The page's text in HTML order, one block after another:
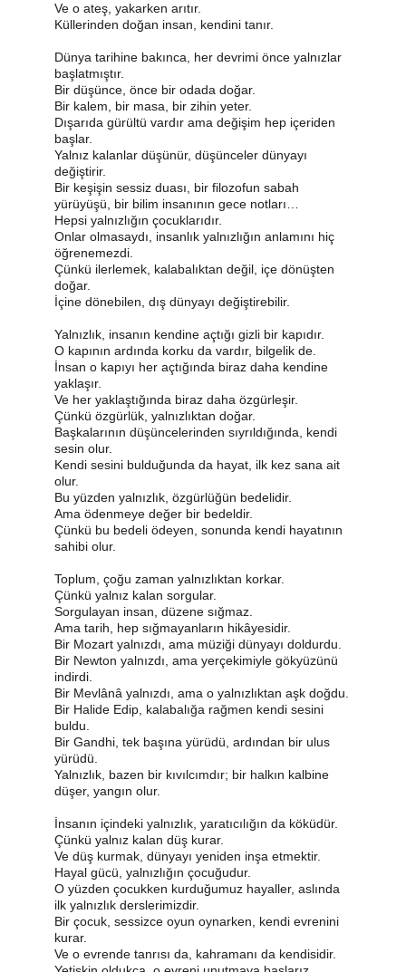
Ve o ateş, yakarken arıtır.
Küllerinden doğan insan, kendini tanır.
Dünya tarihine bakınca, her devrimi önce yalnızlar
başlatmıştır.
Bir düşünce, önce bir odada doğar.
Bir kalem, bir masa, bir zihin yeter.
Dışarıda gürültü vardır ama değişim hep içeriden
başlar.
Yalnız kalanlar düşünür, düşünceler dünyayı
değiştirir.
Bir keşişin sessiz duası, bir filozofun sabah
yürüyüşü, bir bilim insanının gece notları…
Hepsi yalnızlığın çocuklarıdır.
Onlar olmasaydı, insanlık yalnızlığın anlamını hiç
öğrenemezdi.
Çünkü ilerlemek, kalabalıktan değil, içe dönüşten
doğar.
İçine dönebilen, dış dünyayı değiştirebilir.
Yalnızlık, insanın kendine açtığı gizli bir kapıdır.
O kapının ardında korku da vardır, bilgelik de.
İnsan o kapıyı her açtığında biraz daha kendine
yaklaşır.
Ve her yaklaştığında biraz daha özgürleşir.
Çünkü özgürlük, yalnızlıktan doğar.
Başkalarının düşüncelerinden sıyrıldığında, kendi
sesin olur.
Kendi sesini bulduğunda da hayat, ilk kez sana ait
olur.
Bu yüzden yalnızlık, özgürlüğün bedelidir.
Ama ödenmeye değer bir bedeldir.
Çünkü bu bedeli ödeyen, sonunda kendi hayatının
sahibi olur.
Toplum, çoğu zaman yalnızlıktan korkar.
Çünkü yalnız kalan sorgular.
Sorgulayan insan, düzene sığmaz.
Ama tarih, hep sığmayanların hikâyesidir.
Bir Mozart yalnızdı, ama müziği dünyayı doldurdu.
Bir Newton yalnızdı, ama yerçekimiyle gökyüzünü
indirdi.
Bir Mevlânâ yalnızdı, ama o yalnızlıktan aşk doğdu.
Bir Halide Edip, kalabalığa rağmen kendi sesini
buldu.
Bir Gandhi, tek başına yürüdü, ardından bir ulus
yürüdü.
Yalnızlık, bazen bir kıvılcımdır; bir halkın kalbine
düşer, yangın olur.
İnsanın içindeki yalnızlık, yaratıcılığın da köküdür.
Çünkü yalnız kalan düş kurar.
Ve düş kurmak, dünyayı yeniden inşa etmektir.
Hayal gücü, yalnızlığın çocuğudur.
O yüzden çocukken kurduğumuz hayaller, aslında
ilk yalnızlık derslerimizdir.
Bir çocuk, sessizce oyun oynarken, kendi evrenini
kurar.
Ve o evrende tanrısı da, kahramanı da kendisidir.